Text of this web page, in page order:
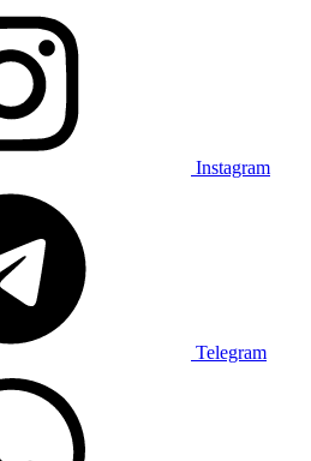
Instagram
Telegram